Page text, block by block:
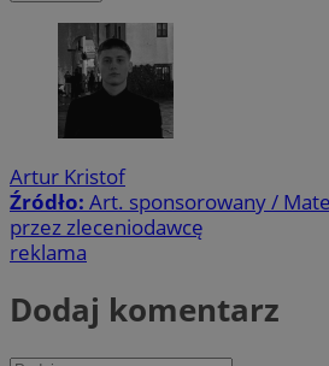
Artur Kristof
Źródło: Art. sponsorowany /
przez zleceniodawcę
reklama
Dodaj komentarz